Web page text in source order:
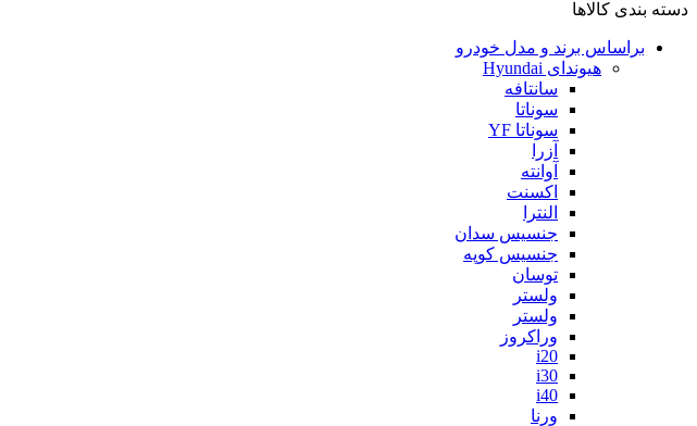
دسته بندی کالاها
براساس برند و مدل خودرو
هیوندای Hyundai
سانتافه
سوناتا
سوناتا YF
آزرا
آوانته
اکسنت
النترا
جنسیس سدان
جنسیس کوپه
توسان
ولستر
ولستر
وراکروز
i20
i30
i40
ورنا